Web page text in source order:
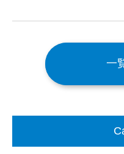
一